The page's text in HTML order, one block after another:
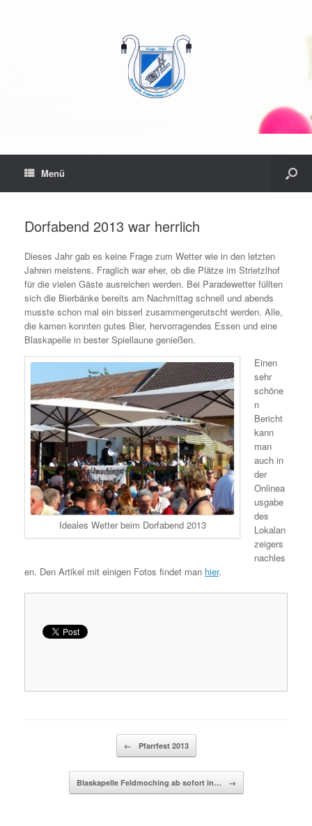
Menü
Dorfabend 2013 war herrlich
Dieses Jahr gab es keine Frage zum Wetter wie in den letzten
Jahren meistens. Fraglich war eher, ob die Plätze im Strietzlhof
für die vielen Gäste ausreichen werden. Bei Paradewetter füllten
sich die Bierbänke bereits am Nachmittag schnell und abends
musste schon mal ein bisserl zusammengerutscht werden. Alle,
die kamen konnten gutes Bier, hervorragendes Essen und eine
Blaskapelle in bester Spiellaune genießen.
Ideales Wetter beim Dorfabend 2013
Einen
sehr
schöne
n
Bericht
kann
man
auch in
der
Onlinea
usgabe
des
Lokalan
zeigers
nachles
en. Den Artikel mit einigen Fotos findet man hier.
← Pfarrfest 2013
Blaskapelle Feldmoching ab sofort in… →